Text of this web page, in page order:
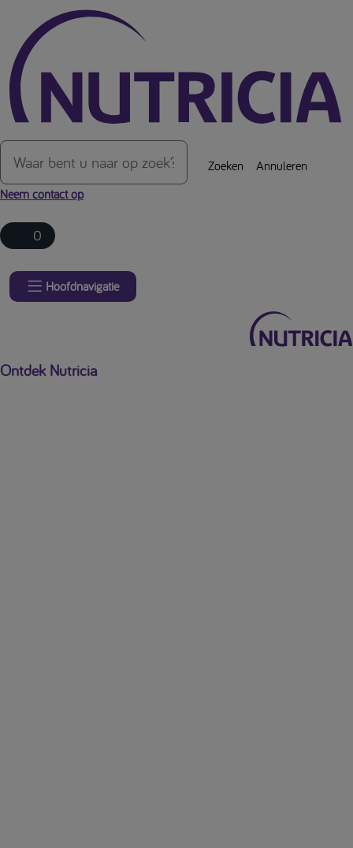
Over de inhoud van de pagina
Zoeken
Annuleren
Neem contact op
0
Hoofdnavigatie
Ontdek Nutricia